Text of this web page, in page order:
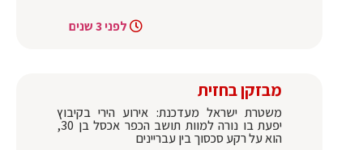
לפני 3 שנים
מבזקן בחזית
משטרת ישראל מעדכנת: אירוע הירי בקיבוץ
יפעת בו נורה למוות תושב הכפר אכסל בן 30,
הוא על רקע סכסוך בין עבריינים